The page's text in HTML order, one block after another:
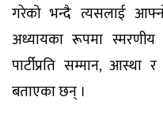
गरेको भन्दै त्यसलाई
अध्यायका रूपमा
पार्टीप्रति सम्मान,
बताएका छन् ।